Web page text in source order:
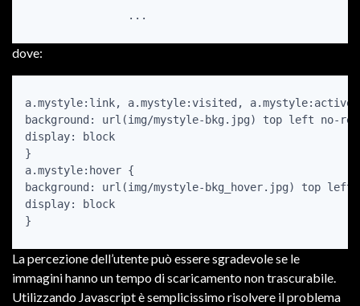
dove:
a.mystyle:link, a.mystyle:visited, a.mystyle:active
background: url(img/mystyle-bkg.jpg) top left no-
display: block
}
a.mystyle:hover {
background: url(img/mystyle-bkg_hover.jpg) top left
display: block
La percezione dell’utente può essere sgradevole se le
immagini hanno un tempo di scaricamento non trascurabile.
Utilizzando Javascript è semplicissimo risolvere il problema